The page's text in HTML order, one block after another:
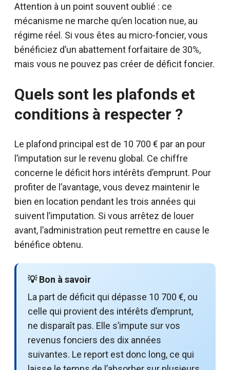
Attention à un point souvent oublié : ce
mécanisme ne marche qu’en location nue, au
régime réel. Si vous êtes au micro-foncier, vous
bénéficiez d’un abattement forfaitaire de 30%,
mais vous ne pouvez pas créer de déficit foncier.
Quels sont les plafonds et
conditions à respecter ?
Le plafond principal est de 10 700 € par an pour
l’imputation sur le revenu global. Ce chiffre
concerne le déficit hors intérêts d’emprunt. Pour
profiter de l’avantage, vous devez maintenir le
bien en location pendant les trois années qui
suivent l’imputation. Si vous arrêtez de louer
avant, l’administration peut remettre en cause le
bénéfice obtenu.
💡 Bon à savoir
La part de déficit qui dépasse 10 700 €, ou
celle qui provient des intérêts d’emprunt,
ne disparaît pas. Elle s’impute sur vos
revenus fonciers des dix années
suivantes. Le report est donc long, ce qui